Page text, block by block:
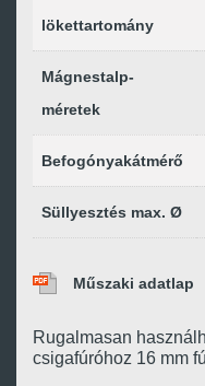
lökettartomány
Mágnestalp-
méretek
Befogónyakátmérő
Süllyesztés max. Ø
Műszaki adatlap
Rugalmasan
csigafúróhoz 16 mm